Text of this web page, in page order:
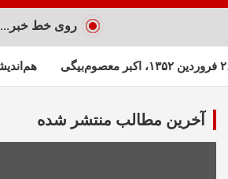
روی خط خبر...
هم‌اندیشی چپ:
آخرین مطالب منتشر شده